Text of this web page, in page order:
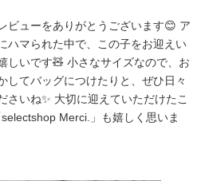
ビューをありがとうございます😊 ア
ハマられた中で、この子をお迎えい
しいです🧸 小さなサイズなので、お
してバッグにつけたりと、ぜひ日々
さいね✨ 大切に迎えていただけたこ
Merci.」も嬉しく思いま